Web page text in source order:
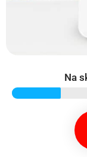
Na